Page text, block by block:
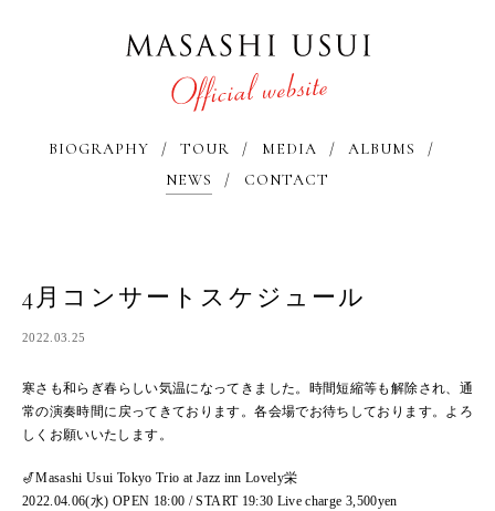
BIOGRAPHY TOUR MEDIA
ALBUMS
NEWS
CONTACT
4月コンサートスケジュール
2022.03.25
寒さも和らぎ春らしい気温になってきました。時間短縮等も解除され、通
常の演奏時間に戻ってきております。各会場でお待ちしております。よろ
しくお願いいたします。
🎷Masashi Usui Tokyo Trio at Jazz inn Lovely栄
2022.04.06(水) OPEN 18:00 / START 19:30 Live charge 3,500yen